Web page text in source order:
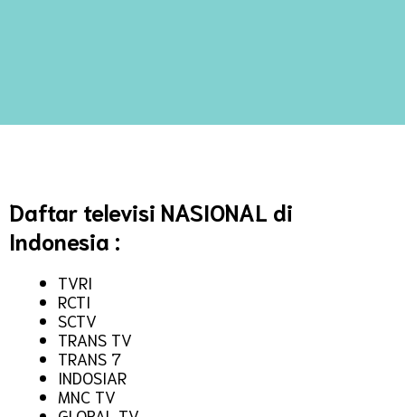
Daftar televisi NASIONAL di
Indonesia :
TVRI
RCTI
SCTV
TRANS TV
TRANS 7
INDOSIAR
MNC TV